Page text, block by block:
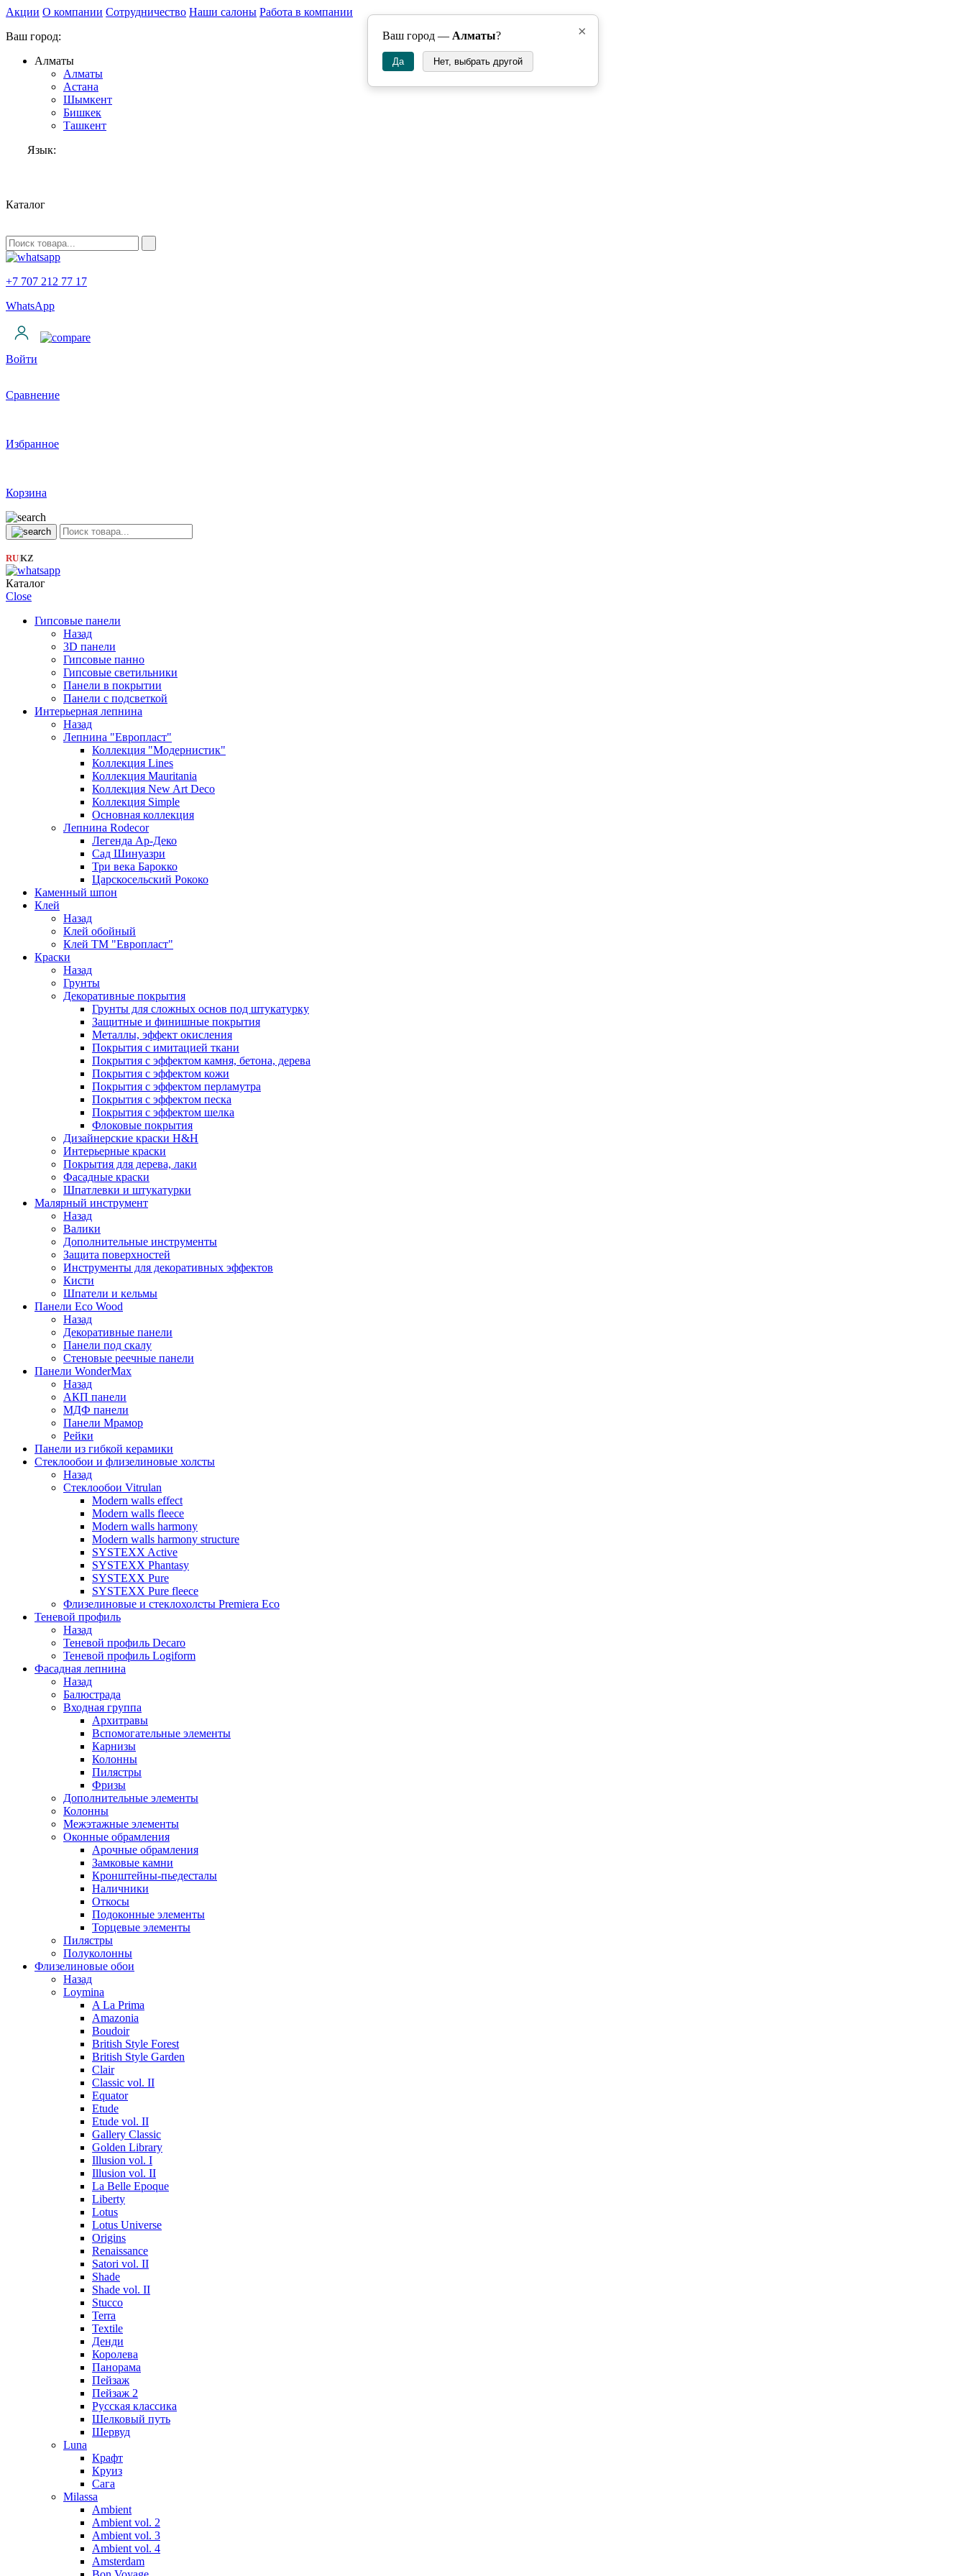
×
Ваш город — Алматы?
Да Нет, выбрать другой
Акции О компании Сотрудничество Наши салоны Работа в компании
Ваш город:
Алматы
Алматы
Астана
Шымкент
Бишкек
Ташкент
Язык:
Каталог
+7 707 212 77 17
WhatsApp
Войти
Сравнение
Избранное
Корзина
RU|KZ
Каталог
Close
Гипсовые панели
Назад
3D панели
Гипсовые панно
Гипсовые светильники
Панели в покрытии
Панели с подсветкой
Интерьерная лепнина
Назад
Лепнина "Европласт"
Коллекция "Модернистик"
Коллекция Lines
Коллекция Mauritania
Коллекция New Art Deco
Коллекция Simple
Основная коллекция
Лепнина Rodecor
Легенда Ар-Деко
Сад Шинуазри
Три века Барокко
Царскосельский Рококо
Каменный шпон
Клей
Назад
Клей обойный
Клей ТМ "Европласт"
Краски
Назад
Грунты
Декоративные покрытия
Грунты для сложных основ под штукатурку
Защитные и финишные покрытия
Металлы, эффект окисления
Покрытия с имитацией ткани
Покрытия с эффектом камня, бетона, дерева
Покрытия с эффектом кожи
Покрытия с эффектом перламутра
Покрытия с эффектом песка
Покрытия с эффектом шелка
Флоковые покрытия
Дизайнерские краски H&H
Интерьерные краски
Покрытия для дерева, лаки
Фасадные краски
Шпатлевки и штукатурки
Малярный инструмент
Назад
Валики
Дополнительные инструменты
Защита поверхностей
Инструменты для декоративных эффектов
Кисти
Шпатели и кельмы
Панели Eco Wood
Назад
Декоративные панели
Панели под скалу
Стеновые реечные панели
Панели WonderMax
Назад
АКП панели
МДФ панели
Панели Мрамор
Рейки
Панели из гибкой керамики
Стеклообои и флизелиновые холсты
Назад
Стеклообои Vitrulan
Modern walls effect
Modern walls fleece
Modern walls harmony
Modern walls harmony structure
SYSTEXX Active
SYSTEXX Phantasy
SYSTEXX Pure
SYSTEXX Pure fleece
Флизелиновые и стеклохолсты Premiera Eco
Теневой профиль
Назад
Теневой профиль Decaro
Теневой профиль Logiform
Фасадная лепнина
Назад
Балюстрада
Входная группа
Архитравы
Вспомогательные элементы
Карнизы
Колонны
Пилястры
Фризы
Дополнительные элементы
Колонны
Межэтажные элементы
Оконные обрамления
Арочные обрамления
Замковые камни
Кронштейны-пьедесталы
Наличники
Откосы
Подоконные элементы
Торцевые элементы
Пилястры
Полуколонны
Флизелиновые обои
Назад
Loymina
A La Prima
Amazonia
Boudoir
British Style Forest
British Style Garden
Clair
Classic vol. II
Equator
Etude
Etude vol. II
Gallery Classic
Golden Library
Illusion vol. I
Illusion vol. II
La Belle Epoque
Liberty
Lotus
Lotus Universe
Origins
Renaissance
Satori vol. II
Shade
Shade vol. II
Stucco
Terra
Textile
Денди
Королева
Панорама
Пейзаж
Пейзаж 2
Русская классика
Шелковый путь
Шервуд
Luna
Крафт
Круиз
Сага
Milassa
Ambient
Ambient vol. 2
Ambient vol. 3
Ambient vol. 4
Amsterdam